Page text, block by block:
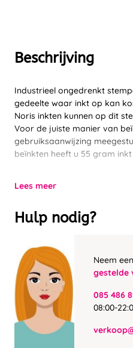
Beschrijving
Industrieel ongedrenkt
gedeelte waar inkt op kan
Noris inkten kunnen op dit
Voor de juiste manier van
gebruiksaanwijzing
beïnkten heeft u 55 gram
Lees meer
Hulp nodig?
Neem
gestelde
085 486
08:00-